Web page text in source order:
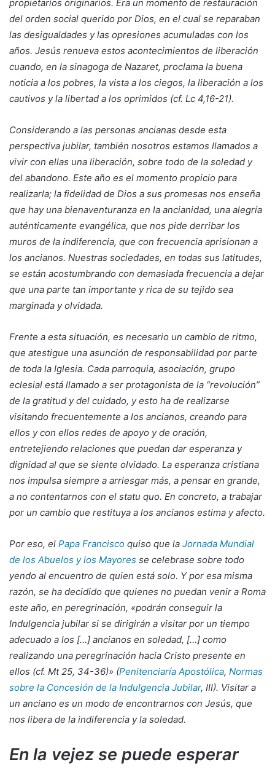
propietarios originarios. Era un momento de restauración
del orden social querido por Dios, en el cual se reparaban
las desigualdades y las opresiones acumuladas con los
años. Jesús renueva estos acontecimientos de liberación
cuando, en la sinagoga de Nazaret, proclama la buena
noticia a los pobres, la vista a los ciegos, la liberación a los
cautivos y la libertad a los oprimidos (cf. Lc 4,16-21).
Considerando a las personas ancianas desde esta
perspectiva jubilar, también nosotros estamos llamados a
vivir con ellas una liberación, sobre todo de la soledad y
del abandono. Este año es el momento propicio para
realizarla; la fidelidad de Dios a sus promesas nos enseña
que hay una bienaventuranza en la ancianidad, una alegría
auténticamente evangélica, que nos pide derribar los
muros de la indiferencia, que con frecuencia aprisionan a
los ancianos. Nuestras sociedades, en todas sus latitudes,
se están acostumbrando con demasiada frecuencia a dejar
que una parte tan importante y rica de su tejido sea
marginada y olvidada.
Frente a esta situación, es necesario un cambio de ritmo,
que atestigue una asunción de responsabilidad por parte
de toda la Iglesia. Cada parroquia, asociación, grupo
eclesial está llamado a ser protagonista de la “revolución”
de la gratitud y del cuidado, y esto ha de realizarse
visitando frecuentemente a los ancianos, creando para
ellos y con ellos redes de apoyo y de oración,
entretejiendo relaciones que puedan dar esperanza y
dignidad al que se siente olvidado. La esperanza cristiana
nos impulsa siempre a arriesgar más, a pensar en grande,
a no contentarnos con el statu quo. En concreto, a trabajar
por un cambio que restituya a los ancianos estima y afecto.
Por eso, el Papa Francisco quiso que la Jornada Mundial
de los Abuelos y los Mayores se celebrase sobre todo
yendo al encuentro de quien está solo. Y por esa misma
razón, se ha decidido que quienes no puedan venir a Roma
este año, en peregrinación, «podrán conseguir la
Indulgencia jubilar si se dirigirán a visitar por un tiempo
adecuado a los […] ancianos en soledad, […] como
realizando una peregrinación hacia Cristo presente en
ellos (cf. Mt 25, 34-36)» (Penitenciaría Apostólica, Normas
sobre la Concesión de la Indulgencia Jubilar, III). Visitar a
un anciano es un modo de encontrarnos con Jesús, que
nos libera de la indiferencia y la soledad.
En la vejez se puede esperar